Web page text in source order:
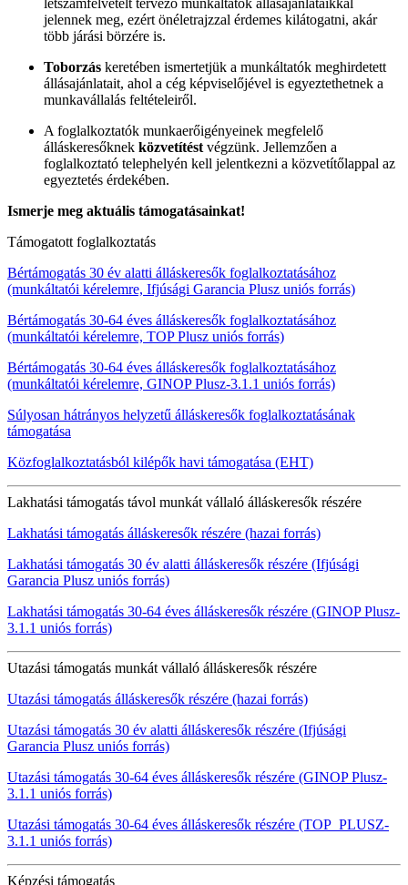
létszámfelvételt tervező munkáltatók állásajánlataikkal
jelennek meg, ezért önéletrajzzal érdemes kilátogatni, akár
több járási börzére is.
Toborzás keretében ismertetjük a munkáltatók meghirdetett
állásajánlatait, ahol a cég képviselőjével is egyeztethetnek a
munkavállalás feltételeiről.
A foglalkoztatók munkaerőigényeinek megfelelő
álláskeresőknek közvetítést végzünk. Jellemzően a
foglalkoztató telephelyén kell jelentkezni a közvetítőlappal az
egyeztetés érdekében.
Ismerje meg aktuális támogatásainkat!
Támogatott foglalkoztatás
Bértámogatás 30 év alatti álláskeresők foglalkoztatásához
(munkáltatói kérelemre, Ifjúsági Garancia Plusz uniós forrás)
Bértámogatás 30-64 éves álláskeresők foglalkoztatásához
(munkáltatói kérelemre, TOP Plusz uniós forrás)
Bértámogatás 30-64 éves álláskeresők foglalkoztatásához
(munkáltatói kérelemre, GINOP Plusz-3.1.1 uniós forrás)
Súlyosan hátrányos helyzetű álláskeresők foglalkoztatásának
támogatása
Közfoglalkoztatásból kilépők havi támogatása (EHT)
Lakhatási támogatás távol munkát vállaló álláskeresők részére
Lakhatási támogatás álláskeresők részére (hazai forrás)
Lakhatási támogatás 30 év alatti álláskeresők részére (Ifjúsági
Garancia Plusz uniós forrás)
Lakhatási támogatás 30-64 éves álláskeresők részére (GINOP Plusz-
3.1.1 uniós forrás)
Utazási támogatás munkát vállaló álláskeresők részére
Utazási támogatás álláskeresők részére (hazai forrás)
Utazási támogatás 30 év alatti álláskeresők részére (Ifjúsági
Garancia Plusz uniós forrás)
Utazási támogatás 30-64 éves álláskeresők részére (GINOP Plusz-
3.1.1 uniós forrás)
Utazási támogatás 30-64 éves álláskeresők részére (TOP_PLUSZ-
3.1.1 uniós forrás)
Képzési támogatás